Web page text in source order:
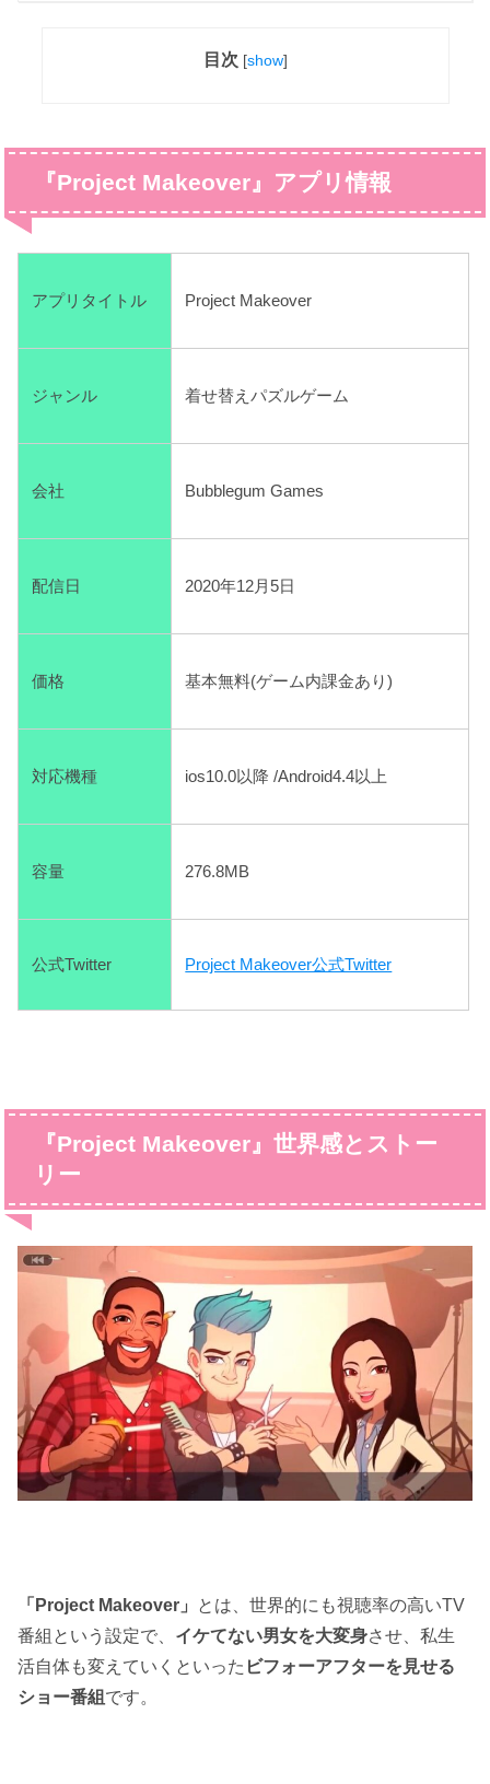
目次 [show]
『Project Makeover』アプリ情報
アプリタイトル Project Makeover
ジャンル 着せ替えパズルゲーム
会社 Bubblegum Games
配信日 2020年12月5日
価格 基本無料(ゲーム内課金あり)
対応機種 ios10.0以降 /Android4.4以上
容量 276.8MB
公式Twitter Project Makeover公式Twitter
『Project Makeover』 世界感とストー
リー
「Project Makeover」 とは、世界的にも視聴率の高いTV
番組という設定で、 イケてない男女を大変身させ、私生
活自体も変えていくといった ビフォーアフターを見せる
ショー番組です。